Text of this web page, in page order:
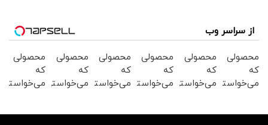
از سراسر وب
محصولی
که
می‌خواستی
محصولی
که
می‌خواستی
محصولی
که
می‌خواستی
محصولی
که
می‌خواستی
محصولی
که
می‌خواستی
محصولی
که
می‌خواستی